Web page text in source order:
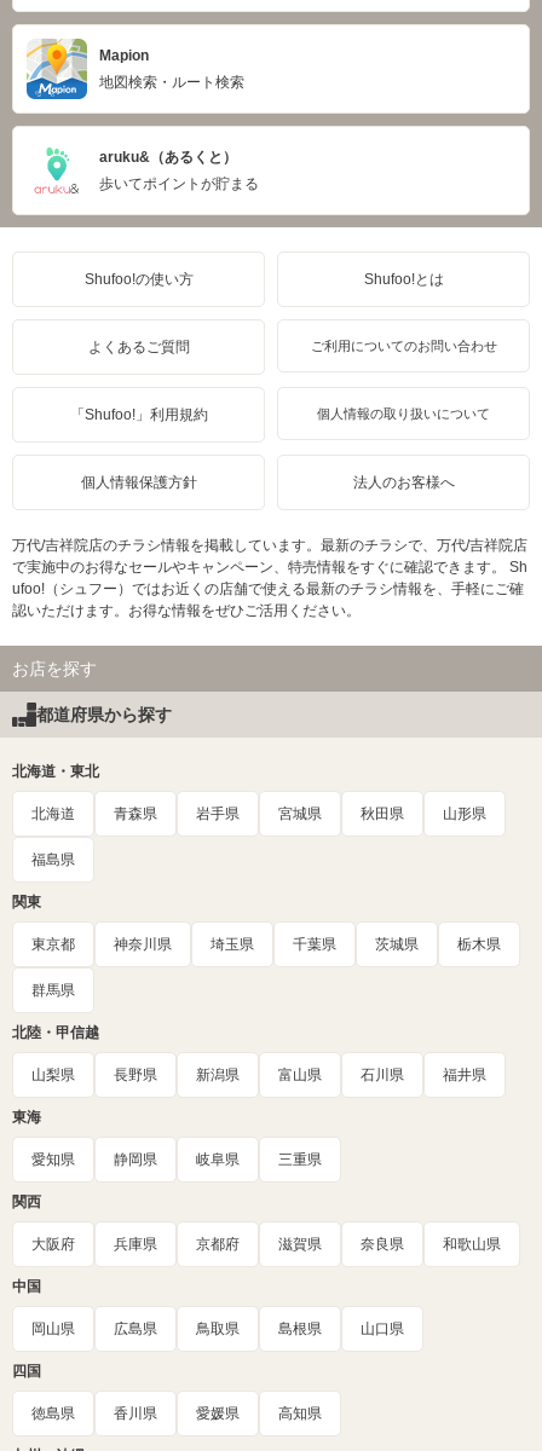
Mapion
地図検索・ルート検索
aruku&（あるくと）
歩いてポイントが貯まる
Shufoo!の使い方 Shufoo!とは
よくあるご質問 ご利用についてのお問い合わせ
「Shufoo!」利用規約 個人情報の取り扱いについて
個人情報保護方針 法人のお客様へ
万代/吉祥院店のチラシ情報を掲載しています。最新のチラシで、万代/吉祥院店
で実施中のお得なセールやキャンペーン、特売情報をすぐに確認できます。 Sh
ufoo!（シュフー）ではお近くの店舗で使える最新のチラシ情報を、手軽にご確
認いただけます。お得な情報をぜひご活用ください。
お店を探す
都道府県から探す
北海道・東北
北海道 青森県 岩手県 宮城県 秋田県 山形県
福島県
関東
東京都 神奈川県 埼玉県 千葉県 茨城県 栃木県
群馬県
北陸・甲信越
山梨県 長野県 新潟県 富山県 石川県 福井県
東海
愛知県 静岡県 岐阜県 三重県
関西
大阪府 兵庫県 京都府 滋賀県 奈良県 和歌山県
中国
岡山県 広島県 鳥取県 島根県 山口県
四国
徳島県 香川県 愛媛県 高知県